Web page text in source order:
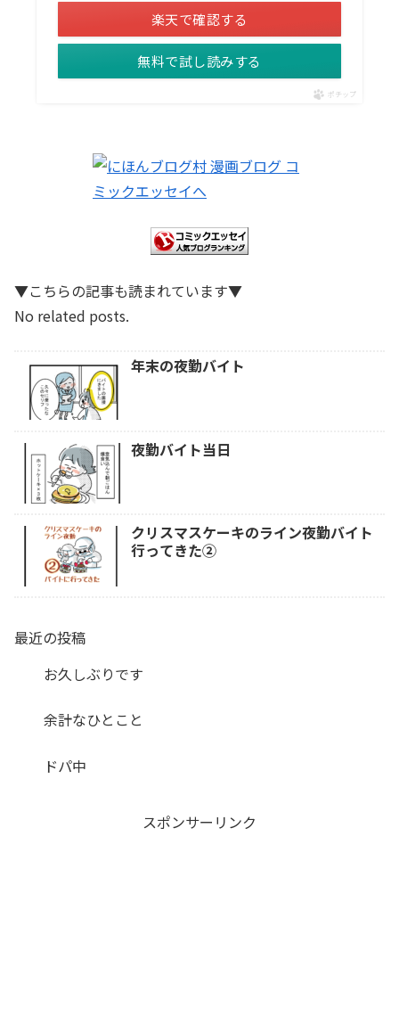
楽天で確認する
無料で試し読みする
ポチップ
▼こちらの記事も読まれています▼
No related posts.
年末の夜勤バイト
夜勤バイト当日
クリスマスケーキのライン夜勤バイト
行ってきた②
最近の投稿
お久しぶりです
余計なひとこと
ドパ中
スポンサーリンク